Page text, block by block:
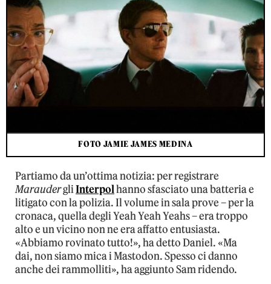
FOTO JAMIE JAMES MEDINA
Partiamo da un’ottima notizia: per registrare
MaraudergliInterpolhanno sfasciato una batteria e
litigato con la polizia. Il volume in sala prove – per la
cronaca, quella degli Yeah Yeah Yeahs – era troppo
alto e un vicino non ne era affatto entusiasta.
«Abbiamo rovinato tutto!», ha detto Daniel. «Ma
dai, non siamo mica i Mastodon. Spesso ci danno
anche dei rammolliti», ha aggiunto Sam ridendo.